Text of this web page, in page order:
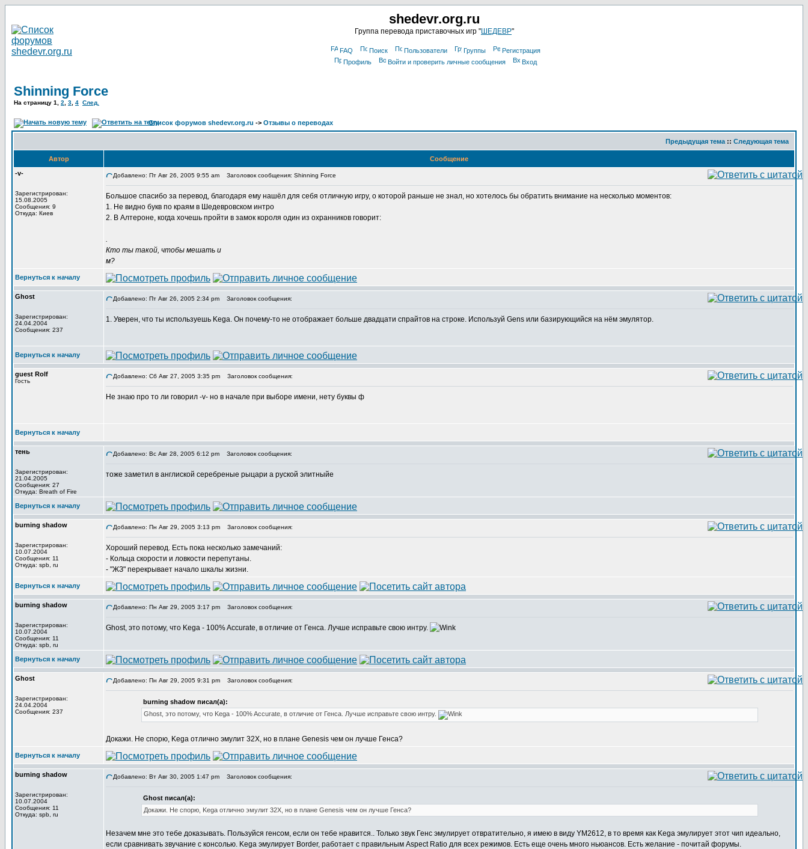
shedevr.org.ru
Группа перевода приставочных игр "ШЕДЕВР"
FAQ Поиск Пользователи Группы
Регистрация
Профиль
Войти и проверить личные сообщения Вход
Shinning Force
На страницу 1 2 3 4 След.
Список форумов shedevr.org.ru -> Отзывы о переводах
Предыдущая тема :: Следующая тема
Автор
Сообщение
-v-
Зарегистрирован:
15.08.2005
Сообщения: 9
Откуда: Киев
Добавлено: Пт Авг 26, 2005 9:55 am Заголовок сообщения: Shinning Force
Большое спасибо за перевод, благодаря ему нашёл для себя отличную игру, о которой раньше не знал, но хотелось бы обратить внимание на несколько моментов:
1. Не видно букв по краям в Шедевровском интро
2. В Алтероне, когда хочешь пройти в замок короля один из охранников говорит:
.
Кто ты такой, чтобы мешать и
м?
Вернуться к началу
Ghost
Зарегистрирован:
24.04.2004
Сообщения: 237
Добавлено: Пт Авг 26, 2005 2:34 pm Заголовок сообщения:
1. Уверен, что ты используешь Kega. Он почему-то не отображает больше двадцати спрайтов на строке. Используй Gens или базирующийся на нём эмулятор.
Вернуться к началу
guest Rolf
Гость
Добавлено: Сб Авг 27, 2005 3:35 pm Заголовок сообщения:
Не знаю про то ли говорил -v- но в начале при выборе имени, нету буквы ф
Вернуться к началу
тень
Зарегистрирован:
21.04.2005
Сообщения: 27
Откуда: Breath of Fire
Добавлено: Вс Авг 28, 2005 6:12 pm Заголовок сообщения:
тоже заметил в англиской серебреные рыцари а руской элитныйе
Вернуться к началу
burning shadow
Зарегистрирован:
10.07.2004
Сообщения: 11
Откуда: spb, ru
Добавлено: Пн Авг 29, 2005 3:13 pm Заголовок сообщения:
Хороший перевод. Есть пока несколько замечаний:
- Кольца скорости и ловкости перепутаны.
- "ЖЗ" перекрывает начало шкалы жизни.
Вернуться к началу
burning shadow
Зарегистрирован:
10.07.2004
Сообщения: 11
Откуда: spb, ru
Добавлено: Пн Авг 29, 2005 3:17 pm Заголовок сообщения:
Ghost, это потому, что Kega - 100% Accurate, в отличие от Генса. Лучше исправьте свою интру.
Вернуться к началу
Ghost
Зарегистрирован:
24.04.2004
Сообщения: 237
Добавлено: Пн Авг 29, 2005 9:31 pm Заголовок сообщения:
burning shadow писал(а):
Ghost, это потому, что Kega - 100% Accurate, в отличие от Генса. Лучше исправьте свою интру.
Докажи. Не спорю, Kega отлично эмулит 32X, но в плане Genesis чем он лучше Генса?
Вернуться к началу
burning shadow
Зарегистрирован:
10.07.2004
Сообщения: 11
Откуда: spb, ru
Добавлено: Вт Авг 30, 2005 1:47 pm Заголовок сообщения:
Ghost писал(а):
Докажи. Не спорю, Kega отлично эмулит 32X, но в плане Genesis чем он лучше Генса?
Незачем мне это тебе доказывать. Пользуйся генсом, если он тебе нравится.. Только звук Генс эмулирует отвратительно, я имею в виду YM2612, в то время как Kega эмулирует этот чип идеально,
если сравнивать звучание с консолью. Kega эмулирует Border, работает с правильным Aspect Ratio для всех режимов. Есть еще очень много ньюансов. Есть желание - почитай форумы.